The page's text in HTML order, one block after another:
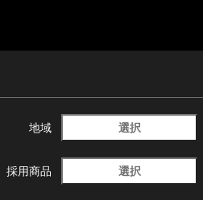
地域 選択
採用商品 選択